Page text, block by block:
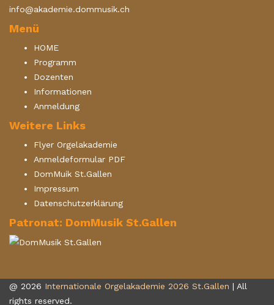
info@akademie.dommusik.ch
Menü
HOME
Programm
Dozenten
Informationen
Anmeldung
Weitere Links
Flyer Orgelakademie
Anmeldeformular PDF
DomMuik St.Gallen
Impressum
Datenschutzerklärung
Patronat: DomMusik St.Gallen
@ 2026 Internationale Orgelakademie 2026 St.Gallen | All
rights reserved.